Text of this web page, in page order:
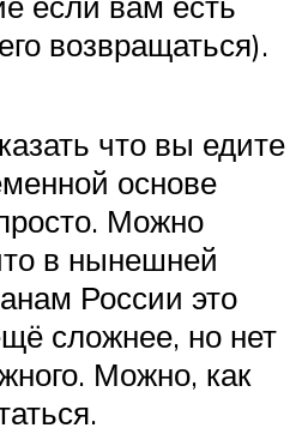
возвращаться).
что вы едите
основе
Можно
в нынешней
России это
сложнее, но нет
Можно, как